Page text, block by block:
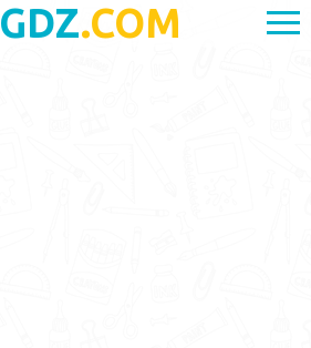
GDZ.COM